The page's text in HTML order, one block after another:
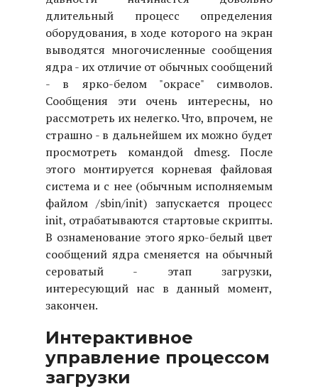
длительный процесс определения
оборудования, в ходе которого на экран
выводятся многочисленные сообщения
ядра - их отличие от обычных сообщений
- в ярко-белом "окрасе" символов.
Сообщения эти очень интересны, но
рассмотреть их нелегко. Что, впрочем, не
страшно - в дальнейшем их можно будет
просмотреть командой dmesg. После
этого монтируется корневая файловая
система и с нее (обычным исполняемым
файлом /sbin/init) запускается процесс
init, отрабатываются стартовые скрипты.
В ознаменование этого ярко-белый цвет
сообщений ядра сменяется на обычный
сероватый - этап загрузки,
интересующий нас в данный момент,
закончен.
Интерактивное
управление процессом
загрузки